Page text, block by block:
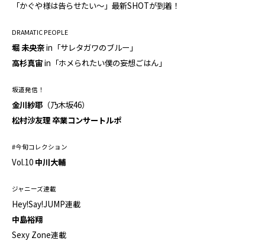
「かぐや様は告らせたい～」最新SHOTが到着！
DRAMATIC PEOPLE
堀 未央奈in「サレタガワのブルー」
高杉真宙in「ホメられたい僕の妄想ごはん」
坂道発信！
金川紗耶 （乃木坂46）
松村沙友理 卒業コンサートルポ
#今旬コレクション
Vol.10 中川大輔
ジャニーズ連載
Hey!Say!JUMP連載
中島裕翔
Sexy Zone連載